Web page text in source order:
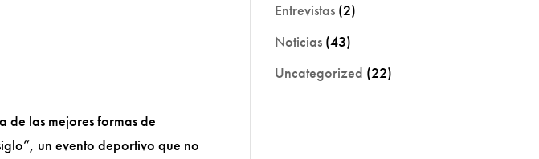
de las mejores formas de
un evento deportivo que no
Entrevistas (2)
Noticias (43)
Uncategorized (22)